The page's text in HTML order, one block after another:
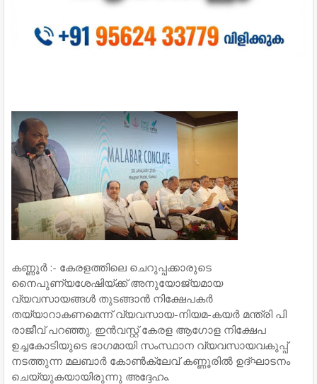
കണ്ണൂര്‍ :- കേരളത്തിലെ ചെറുപ്പക്കാരുടെ
നൈപുണ്യശേഷിയ്ക്ക് അനുയോജ്യമായ
വ്യവസായങ്ങള്‍ തുടങ്ങാന്‍ നിക്ഷേപകര്‍
തയ്യാറാകണമെന്ന് വ്യവസായ-നിയമ-കയര്‍ മന്ത്രി പി
രാജീവ് പറഞ്ഞു. ഇന്‍വസ്റ്റ് കേരള ആഗോള നിക്ഷേപ
ഉച്ചകോടിയുടെ ഭാഗമായി സംസ്ഥാന വ്യവസായവകുപ്പ്
നടത്തുന്ന മലബാര്‍ കോണ്‍ക്ലേവ് കണ്ണൂരില്‍ ഉദ്ഘാടനം
ചെയ്യുകയായിരുന്നു അദ്ദേഹം.